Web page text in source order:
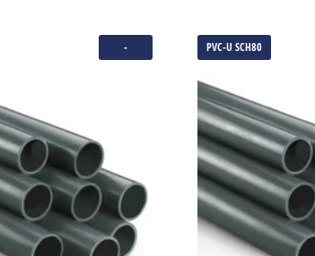
- PVC-U SCH80